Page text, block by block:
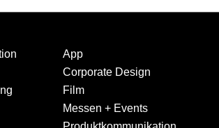
App
Corporate Design
Film
Messen + Events